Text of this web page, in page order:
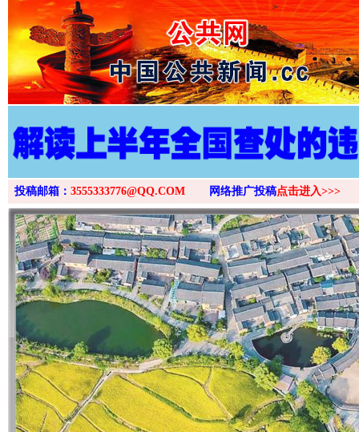
>
投稿邮箱： 3555333776@QQ.COM 网络推广投稿点击进入>>>